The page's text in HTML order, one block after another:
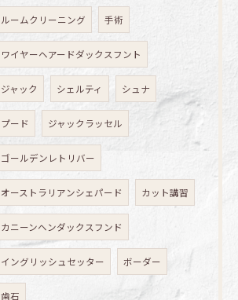
ルームクリーニング 手術
ワイヤーヘアードダックスフント
ジャック シェルティ シュナ
プード ジャックラッセル
ゴールデンレトリバー
オーストラリアンシェパード カット講習
カニーンヘンダックスフンド
イングリッシュセッター ボーダー
歯石